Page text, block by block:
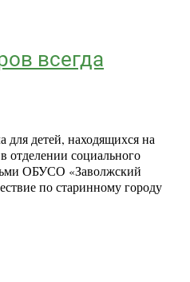
всегда
для детей, находящихся на
отделении социального
ОБУСО «Заволжский
по старинному городу